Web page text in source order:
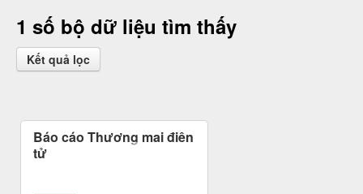
1 số bộ dữ liệu tìm thấy
Kết quả lọc
Báo cáo Thương mại điện
tử